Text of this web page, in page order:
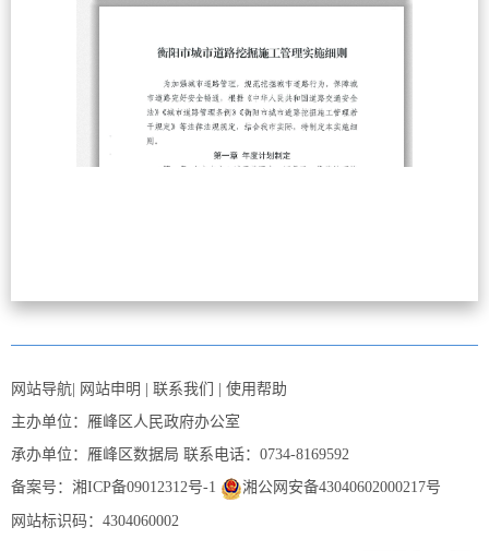
网站导航 网站申明 联系我们
使用帮助
主办单位：雁峰区人民政府办公室
承办单位：雁峰区数据局 联系电话：0734-8169592
备案号：湘ICP备09012312号-1
湘公网安备43040602000217号
网站标识码：4304060002